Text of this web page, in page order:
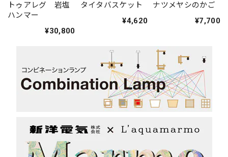
トゥアレグ 岩塩
ハンマー
¥30,800
タイタバスケット
¥4,620
ナツメヤシのかご
¥7,700